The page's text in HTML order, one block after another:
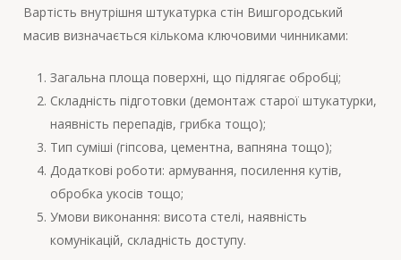
Вартість внутрішня штукатурка стін Вишгородський
масив визначається кількома ключовими чинниками:
Загальна площа поверхні, що підлягає обробці;
Складність підготовки (демонтаж старої штукатурки,
наявність перепадів, грибка тощо);
Тип суміші (гіпсова, цементна, вапняна тощо);
Додаткові роботи: армування, посилення кутів,
обробка укосів тощо;
Умови виконання: висота стелі, наявність
комунікацій, складність доступу.